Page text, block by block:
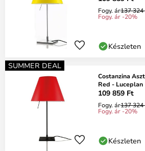
Fogy. ár137 324
Fogy. ár -20%
Készleten
SUMMER DEAL
Costanzina
Red - Luceplan
109 859 Ft
Fogy. ár137 324
Fogy. ár -20%
Készleten